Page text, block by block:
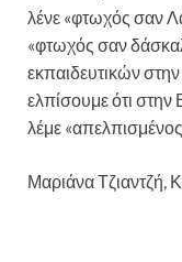
λένε «φτωχός σαν
«φτωχός σαν
εκπαιδευτικών
ελπίσουμε ότι
λέμε
Μαριάνα Τζιαντζή,